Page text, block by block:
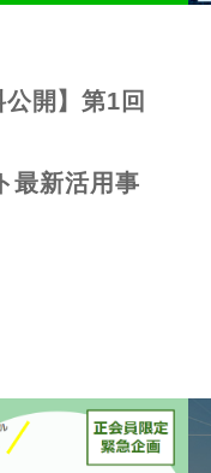
公開】第1回
最新活用事